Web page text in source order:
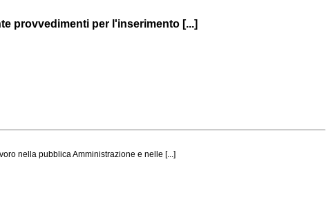
provvedimenti per l'inserimento [...]
nella pubblica Amministrazione e nelle [...]